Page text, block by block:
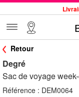
Commande avant
Jusqu'à
Samsonite,
Retour
Degré
Sac de voyage
Référence : DEM0064